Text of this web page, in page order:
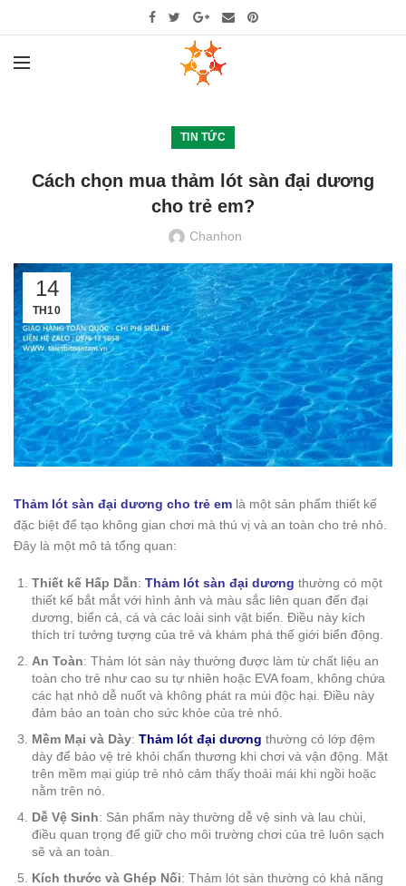
TIN TỨC
Cách chọn mua thảm lót sàn đại dương
cho trẻ em?
Chanhon
14
TH10
Thảm lót sàn đại dương cho trẻ em là một sản phẩm thiết kế
đặc biệt để tạo không gian chơi mà thú vị và an toàn cho trẻ nhỏ.
Đây là một mô tả tổng quan:
Thiết kế Hấp Dẫn: Thảm lót sàn đại dương thường có một
thiết kế bắt mắt với hình ảnh và màu sắc liên quan đến đại
dương, biển cả, cá và các loài sinh vật biển. Điều này kích
thích trí tưởng tượng của trẻ và khám phá thế giới biển động.
An Toàn: Thảm lót sàn này thường được làm từ chất liệu an
toàn cho trẻ như cao su tự nhiên hoặc EVA foam, không chứa
các hạt nhỏ dễ nuốt và không phát ra mùi độc hại. Điều này
đảm bảo an toàn cho sức khỏe của trẻ nhỏ.
Mềm Mại và Dày: Thảm lót đại dương thường có lớp đệm
dày để bảo vệ trẻ khỏi chấn thương khi chơi và vận động. Mặt
trên mềm mại giúp trẻ nhỏ cảm thấy thoải mái khi ngồi hoặc
nằm trên nó.
Dễ Vệ Sinh: Sản phẩm này thường dễ vệ sinh và lau chùi,
điều quan trọng để giữ cho môi trường chơi của trẻ luôn sạch
sẽ và an toàn.
Kích thước và Ghép Nối: Thảm lót sàn thường có khả năng